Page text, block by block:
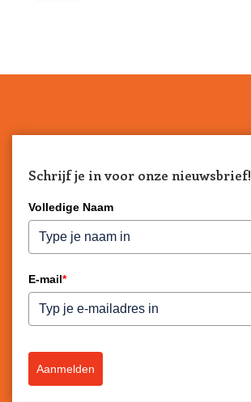
Schrijf je in voor onze nieuwsbrief!
Volledige Naam
E-mail*
Aanmelden